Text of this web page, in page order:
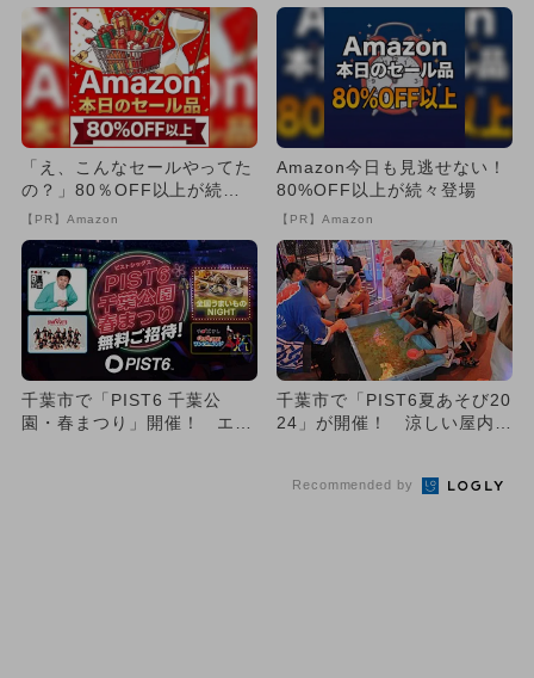
「え、こんなセールやってた
の？」80％OFF以上が続々
登場！Amazonの本気が...
【PR】Amazon
Amazon今日も見逃せない！
80%OFF以上が続々登場
【PR】Amazon
千葉市で「PIST6 千葉公
園・春まつり」開催！ エン
千葉市で「PIST6夏あそび20
24」が開催！ 涼しい屋内で
Recommended by